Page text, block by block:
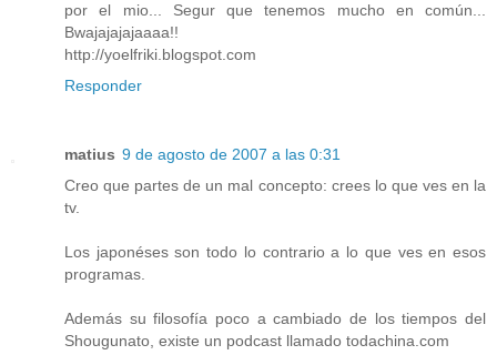
por el mio... Segur que tenemos mucho en común...
Bwajajajajaaaa!!
http://yoelfriki.blogspot.com
Responder
matius 9 de agosto de 2007 a las 0:31
Creo que partes de un mal concepto: crees lo que ves en la
tv.
Los japonéses son todo lo contrario a lo que ves en esos
programas.
Además su filosofía poco a cambiado de los tiempos del
Shougunato, existe un podcast llamado todachina.com